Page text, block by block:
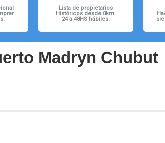
Lista de propietarios
Históricos desde 0km.
24 a 48HS hábiles.
Madryn Chubut